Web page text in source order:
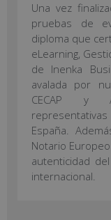
Una vez
pruebas de
diploma que
eLearning,
de Inenka
avalada por
CECAP y
España.
Notario
autenticidad
internacional.